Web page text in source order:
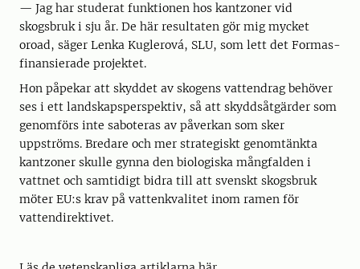
— Jag har studerat funktionen hos kantzoner vid
skogsbruk i sju år. De här resultaten gör mig mycket
oroad, säger Lenka Kuglerová, SLU, som lett det Formas-
finansierade projektet.
Hon påpekar att skyddet av skogens vattendrag behöver
ses i ett landskapsperspektiv, så att skyddsåtgärder som
genomförs inte saboteras av påverkan som sker
uppströms. Bredare och mer strategiskt genomtänkta
kantzoner skulle gynna den biologiska mångfalden i
vattnet och samtidigt bidra till att svenskt skogsbruk
möter EU:s krav på vattenkvalitet inom ramen för
vattendirektivet.